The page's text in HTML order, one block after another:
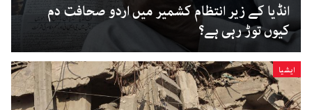
انڈیا کے زیر انتظام کشمیر میں اردو صحافت دم
کیوں توڑ رہی ہے؟
ایشیا